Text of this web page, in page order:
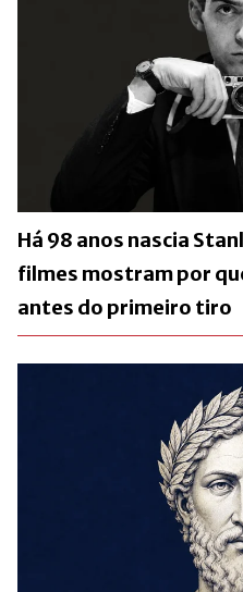
Há 98 anos nascia
filmes mostram por
antes do primeiro tiro